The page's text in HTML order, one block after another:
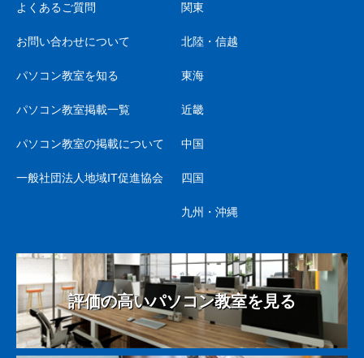
よくあるご質問
お問い合わせについて
パソコン教室を知る
パソコン教室掲載一覧
パソコン教室の掲載について
一般社団法人地域IT促進協会
関東
北陸・信越
東海
近畿
中国
四国
九州・沖縄
評価の高いパソコン教室を見る